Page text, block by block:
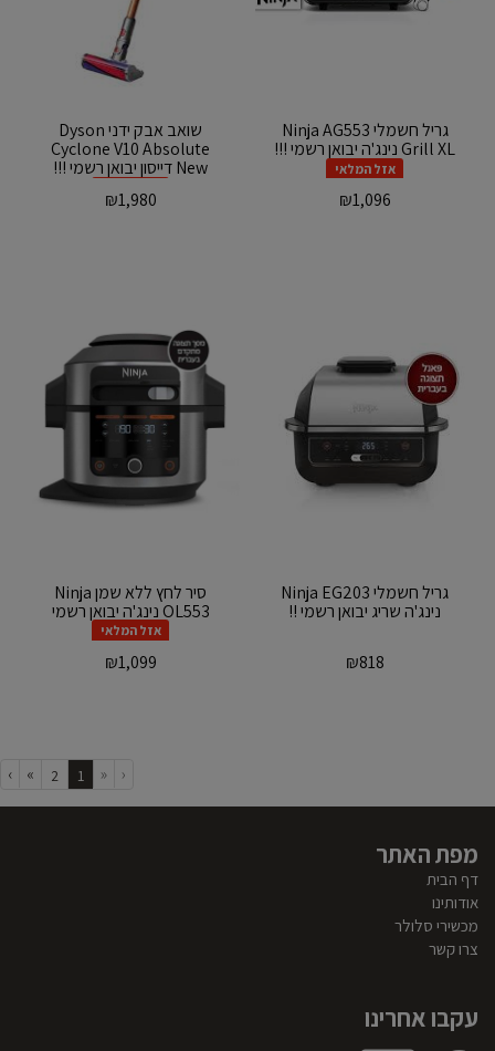
‏גריל ‏חשמלי Ninja AG553
Grill XL נינג'ה יבואן רשמי !!!
אזל המלאי
₪1,096
‏שואב אבק ידני Dyson
Cyclone V10 Absolute
New דייסון יבואן רשמי !!!
₪1,980
‏גריל ‏חשמלי Ninja EG203
נינג'ה שריג יבואן רשמי !!
₪818
‏סיר לחץ ‏ללא שמן Ninja
OL553 נינג'ה יבואן רשמי
אזל המלאי
₪1,099
‹
«
1
2
»
›
מפת האתר
דף הבית
אודותינו
מכשירי סלולר
צרו קשר
עקבו אחרינו